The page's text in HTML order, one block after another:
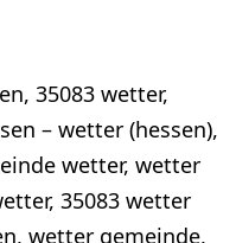
35083 wetter,
– wetter (hessen),
wetter, wetter
35083 wetter
wetter gemeinde,